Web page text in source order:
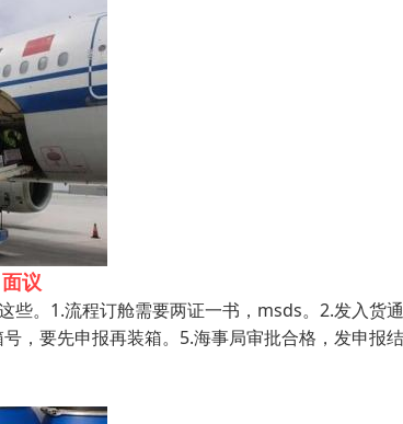
面议
些。1.流程订舱需要两证一书，msds。2.发入货
，要先申报再装箱。5.海事局审批合格，发申报